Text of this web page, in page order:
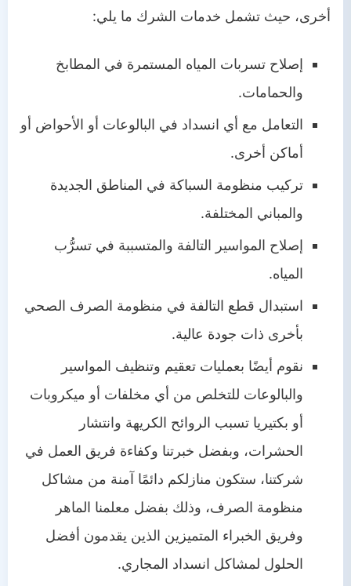
أخرى، حيث تشمل خدمات الشرك ما يلي:
إصلاح تسربات المياه المستمرة في المطابخ
والحمامات.
التعامل مع أي انسداد في البالوعات أو الأحواض أو
أماكن أخرى.
تركيب منظومة السباكة في المناطق الجديدة
والمباني المختلفة.
إصلاح المواسير التالفة والمتسببة في تسرُّب
المياه.
استبدال قطع التالفة في منظومة الصرف الصحي
بأخرى ذات جودة عالية.
نقوم أيضًا بعمليات تعقيم وتنظيف المواسير
والبالوعات للتخلص من أي مخلفات أو ميكروبات
أو بكتيريا تسبب الروائح الكريهة وانتشار
الحشرات، وبفضل خبرتنا وكفاءة فريق العمل في
شركتنا، ستكون منازلكم دائمًا آمنة من مشاكل
منظومة الصرف، وذلك بفضل معلمنا الماهر
وفريق الخبراء المتميزين الذين يقدمون أفضل
الحلول لمشاكل انسداد المجاري.